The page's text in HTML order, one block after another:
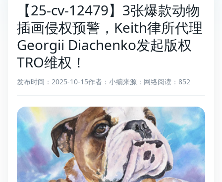
【25-cv-12479】3张爆款动物
插画侵权预警，Keith律所代理
Georgii Diachenko发起版权
TRO维权！
发布时间：2025-10-15作者：小编来源：网络阅读：852